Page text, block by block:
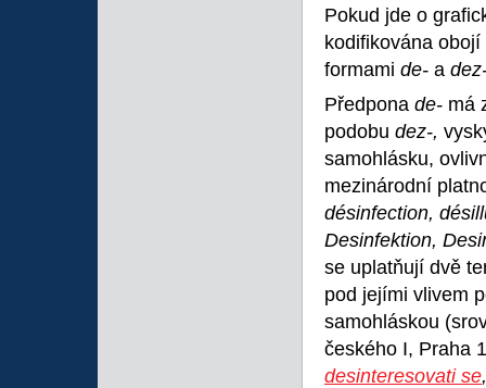
Pokud jde o
kodifikována
formami de- a
Předpona de- má
podobu dez-,
samohlásku,
mezinárodní
désinfection,
Desinfektion,
se uplatňují dvě
pod jejími vlivem
samohláskou
českého I, Praha
desinteresovati se